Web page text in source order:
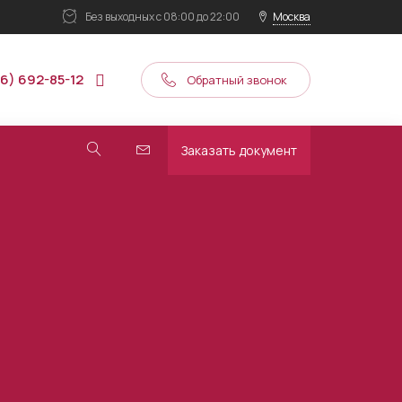
Без выходныхс 08:00 до 22:00 Москва
692-85-12 Обратный звонок
Заказать документ